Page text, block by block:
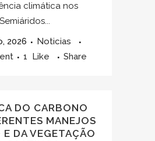
climática nos
Semiáridos...
2026
Noticias
1 Like Share
DO CARBONO
MANEJOS
E DA VEGETAÇÃO